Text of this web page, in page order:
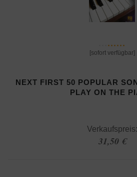
[sofort verfügbar]
NEXT FIRST 50 POPULAR
PLAY ON THE
Verkaufspreis:
31,50 €